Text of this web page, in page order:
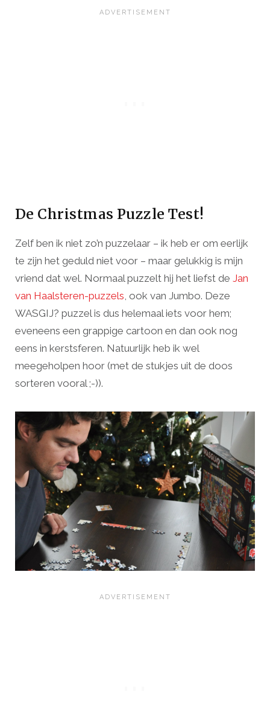
De Christmas Puzzle Test!
Zelf ben ik niet zo’n puzzelaar – ik heb er om eerlijk
te zijn het geduld niet voor – maar gelukkig is mijn
vriend dat wel. Normaal puzzelt hij het liefst de Jan
van Haalsteren-puzzels , ook van Jumbo. Deze
WASGIJ? puzzel is dus helemaal iets voor hem;
eveneens een grappige cartoon en dan ook nog
eens in kerstsferen. Natuurlijk heb ik wel
meegeholpen hoor (met de stukjes uit de doos
sorteren vooral ;-)).